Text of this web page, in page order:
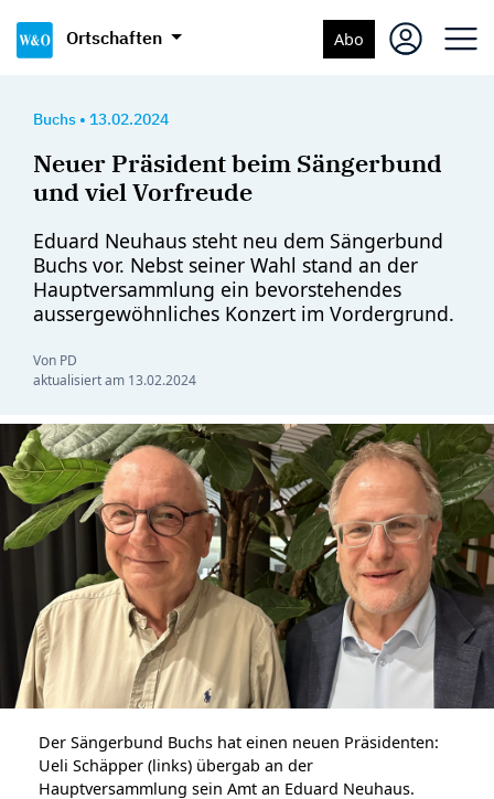
Ortschaften Abo
Buchs • 13.02.2024
Neuer Präsident beim Sängerbund
und viel Vorfreude
Eduard Neuhaus steht neu dem Sängerbund
Buchs vor. Nebst seiner Wahl stand an der
Hauptversammlung ein bevorstehendes
aussergewöhnliches Konzert im Vordergrund.
Von PD
aktualisiert am 13.02.2024
Der Sängerbund Buchs hat einen neuen Präsidenten:
Ueli Schäpper (links) übergab an der
Hauptversammlung sein Amt an Eduard Neuhaus.